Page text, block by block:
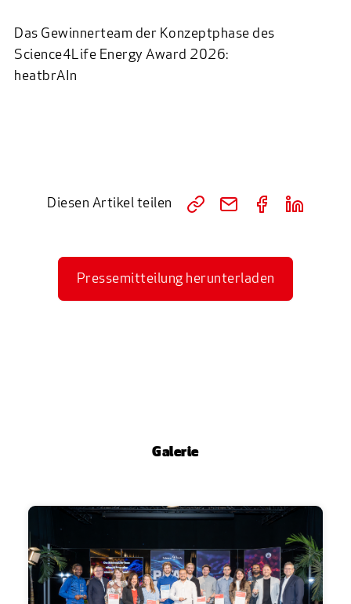
Das Gewinnerteam der Konzeptphase des
Science4Life Energy Award 2026:
heatbrAIn
Diesen Artikel teilen
Pressemitteilung herunterladen
Galerie